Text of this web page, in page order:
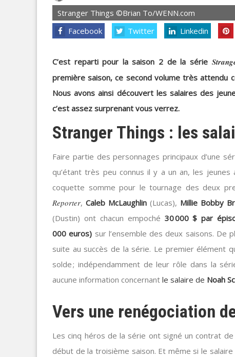
Stranger Things ©Brian To/WENN.com
Facebook
Twitter Linkedin
C’est reparti pour la saison 2 de la série
première saison, ce second volume très attendu
Nous avons ainsi découvert les salaires des
c’est assez surprenant vous verrez.
Stranger Things : les
Faire partie des personnages principaux d’une
qu’étant très peu connus il y a un an, les
coquette somme pour le tournage des deux
Reporter,Caleb McLaughlin (Lucas), Millie Bobby
(Dustin) ont chacun empoché 30 000 $ par
000 euros) sur l’ensemble des deux saisons. De
suite au succès de la série. Le premier élément
solde ; indépendamment de leur rôle dans la
aucune information concernant le salaire de Noah
Vers une renégociation
Les cinq héros de la série ont signé un contrat
début de la troisième saison. Et même si le